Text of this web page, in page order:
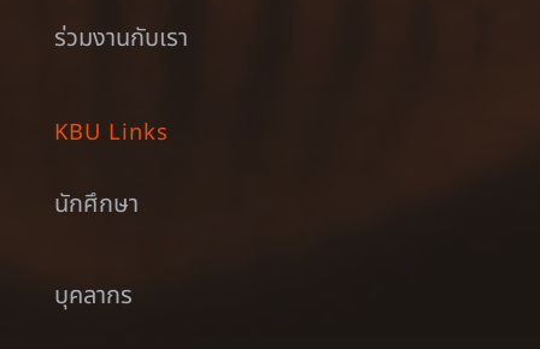
ร่วมงานกับเรา
KBU Links
นักศึกษา
บุคลากร